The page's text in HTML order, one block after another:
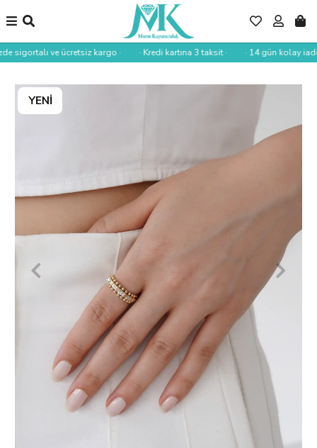
sigortalı ve ücretsiz kargo · · Kredi kartına 3 taksit · · 14 gün kolay iade